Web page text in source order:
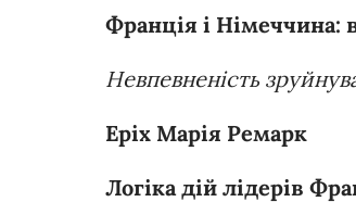
Франція і Німеччина: в
Невпевненість
Еріх Марія Ремарк
Логіка дій лідерів